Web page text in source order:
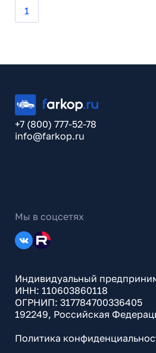
1
+7 (800) 777-52-78
info@farkop.ru
Мы в соцсетях
Индивидуальный
ИНН: 110603860118
ОГРНИП: 317784700336405
192249, Российская
Политика